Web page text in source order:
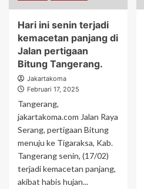
Hari ini senin terjadi
kemacetan panjang di
Jalan pertigaan
Bitung Tangerang.
Jakartakoma
Februari 17, 2025
Tangerang,
jakartakoma.com Jalan Raya
Serang, pertigaan Bitung
menuju ke Tigaraksa, Kab.
Tangerang senin, (17/02)
terjadi kemacetan panjang,
akibat habis hujan...